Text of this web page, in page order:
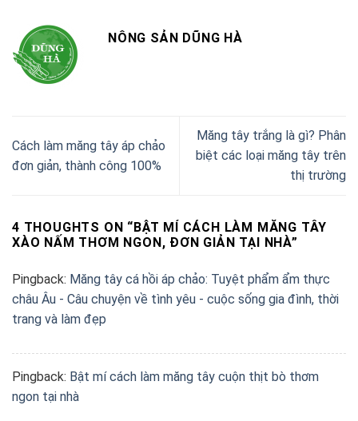
NÔNG SẢN DŨNG HÀ
Cách làm măng tây áp chảo
đơn giản, thành công 100%
Măng tây trắng là gì? Phân
biệt các loại măng tây trên
thị trường
4 THOUGHTS ON “BẬT MÍ CÁCH LÀM MĂNG TÂY
XÀO NẤM THƠM NGON, ĐƠN GIẢN TẠI NHÀ”
Pingback: Măng tây cá hồi áp chảo: Tuyệt phẩm ẩm thực
châu Âu - Câu chuyện về tình yêu - cuộc sống gia đình, thời
trang và làm đẹp
Pingback: Bật mí cách làm măng tây cuộn thịt bò thơm
ngon tại nhà